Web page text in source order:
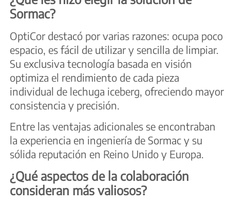
Sormac?
OptiCor destacó por varias razones: ocupa poco
espacio, es fácil de utilizar y sencilla de limpiar.
Su exclusiva tecnología basada en visión
optimiza el rendimiento de cada pieza
individual de lechuga iceberg, ofreciendo mayor
consistencia y precisión.
Entre las ventajas adicionales se encontraban
la experiencia en ingeniería de Sormac y su
sólida reputación en Reino Unido y Europa.
¿Qué aspectos de la colaboración
consideran más valiosos?